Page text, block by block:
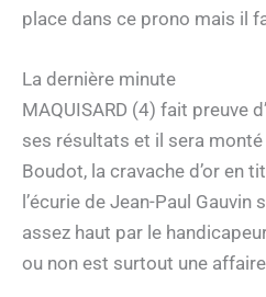
place dans ce prono mais il
La dernière minute
MAQUISARD (4) fait preuve
ses résultats et il sera
Boudot, la cravache d’or en
l’écurie de Jean-Paul
assez haut par le
ou non est surtout une